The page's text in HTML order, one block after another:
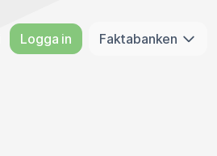
Logga in Faktabanken